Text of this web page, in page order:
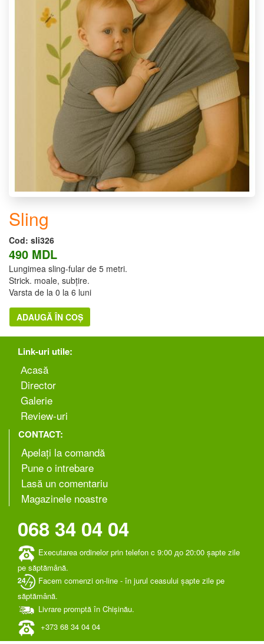
Sling
Cod: sli326
490 MDL
Lungimea sling-fular de 5 metri.
Strick. moale, subțire.
Varsta de la 0 la 6 luni
ADAUGĂ ÎN COȘ
Link-uri utile:
Аcasă
Director
Galerie
Review-uri
CONTACT:
Apelați la comandă
Pune o intrebare
Lasă un comentariu
Magazinele noastre
068 34 04 04
Executarea ordinelor prin telefon c 9:00 до 20:00 șapte zile
pe săptămână.
Facem comenzi on-line - în jurul ceasului șapte zile pe
săptămână.
Livrare promptă în Chișinău.
+373 ‎68 34 04 04